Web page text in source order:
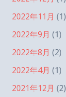
2022年11月 (1)
2022年9月 (1)
2022年8月 (2)
2022年4月 (1)
2021年12月 (2)